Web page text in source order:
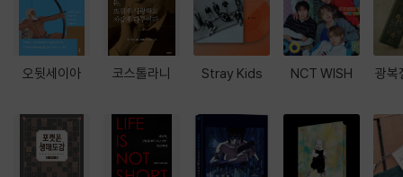
오뒷세이아 코스톨라니 Stray Kids NCT WISH 광복